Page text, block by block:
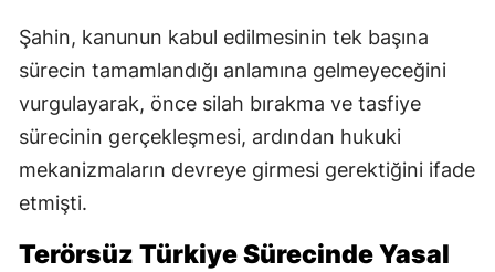
Şahin, kanunun kabul edilmesinin tek başına
sürecin tamamlandığı anlamına gelmeyeceğini
vurgulayarak, önce silah bırakma ve tasfiye
sürecinin gerçekleşmesi, ardından hukuki
mekanizmaların devreye girmesi gerektiğini ifade
etmişti.
Terörsüz Türkiye Sürecinde Yasal